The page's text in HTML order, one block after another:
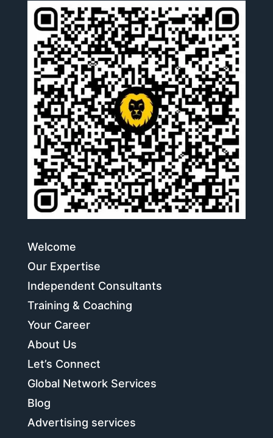
Welcome
Our Expertise
Independent Consultants
Training & Coaching
Your Career
About Us
Let’s Connect
Global Network Services
Blog
Advertising services